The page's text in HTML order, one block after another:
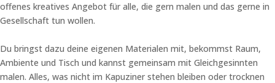
offenes kreatives Angebot für alle, die gern malen und das gerne in
Gesellschaft tun wollen.
Du bringst dazu deine eigenen Materialen mit, bekommst Raum,
Ambiente und Tisch und kannst gemeinsam mit Gleichgesinnten
malen. Alles, was nicht im Kapuziner stehen bleiben oder trocknen